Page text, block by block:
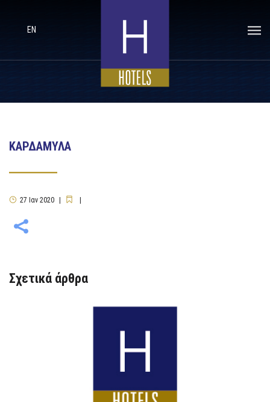
EN
ΚΑΡΔΑΜΥΛΑ
27 Ιαν 2020
Σχετικά άρθρα